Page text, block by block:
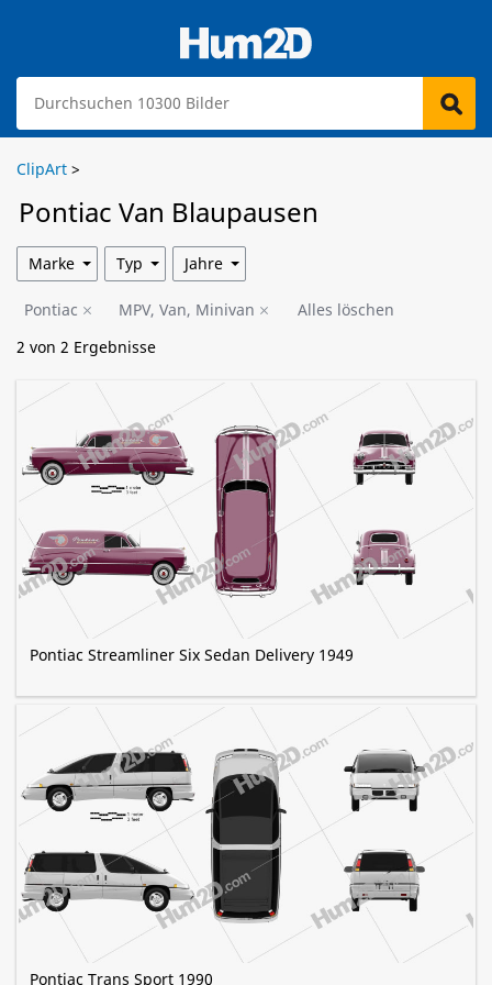
ClipArt >
Pontiac Van Blaupausen
Pontiac MPV, Van, Minivan
Alles löschen
2 von 2 Ergebnisse
Pontiac Streamliner Six Sedan Delivery 1949
Pontiac Trans Sport 1990
Marke Typ Jahre